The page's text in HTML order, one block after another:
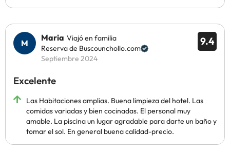
9.4
Maria Viajó en familia
Reserva de Buscounchollo.com
Septiembre 2024
Excelente
Las Habitaciones amplias. Buena limpieza del hotel. Las
comidas variadas y bien cocinadas. El personal muy
amable. La piscina un lugar agradable para darte un baño y
tomar el sol. En general buena calidad-precio.